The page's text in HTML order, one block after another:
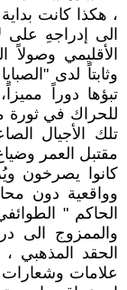
، هكذا كانت
الى إدراجهِ على
الأقليمي وصولاً
وثابتاً لدى
تبؤها دوراً
للحراك في
تلك الأجيال
مقتبل العمر
كانوا يصرخون
وواقعية دون
الحاكم "
والممزوج الى
الحقد المذهبي
علامات